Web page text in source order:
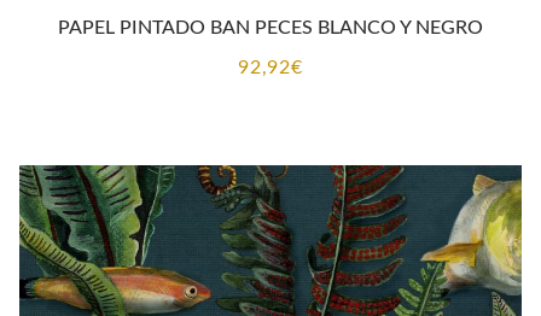
PAPEL PINTADO BAN PECES BLANCO Y NEGRO
92,92€